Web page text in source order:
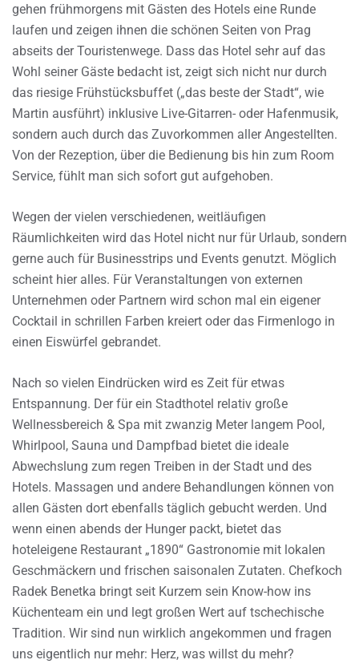
gehen frühmorgens mit Gästen des Hotels eine Runde
laufen und zeigen ihnen die schönen Seiten von Prag
abseits der Touristenwege. Dass das Hotel sehr auf das
Wohl seiner Gäste bedacht ist, zeigt sich nicht nur durch
das riesige Frühstücksbuffet („das beste der Stadt“, wie
Martin ausführt) inklusive Live-Gitarren- oder Hafenmusik,
sondern auch durch das Zuvorkommen aller Angestellten.
Von der Rezeption, über die Bedienung bis hin zum Room
Service, fühlt man sich sofort gut aufgehoben.
Wegen der vielen verschiedenen, weitläufigen
Räumlichkeiten wird das Hotel nicht nur für Urlaub, sondern
gerne auch für Businesstrips und Events genutzt. Möglich
scheint hier alles. Für Veranstaltungen von externen
Unternehmen oder Partnern wird schon mal ein eigener
Cocktail in schrillen Farben kreiert oder das Firmenlogo in
einen Eiswürfel gebrandet.
Nach so vielen Eindrücken wird es Zeit für etwas
Entspannung. Der für ein Stadthotel relativ große
Wellnessbereich & Spa mit zwanzig Meter langem Pool,
Whirlpool, Sauna und Dampfbad bietet die ideale
Abwechslung zum regen Treiben in der Stadt und des
Hotels. Massagen und andere Behandlungen können von
allen Gästen dort ebenfalls täglich gebucht werden. Und
wenn einen abends der Hunger packt, bietet das
hoteleigene Restaurant „1890“ Gastronomie mit lokalen
Geschmäckern und frischen saisonalen Zutaten. Chefkoch
Radek Benetka bringt seit Kurzem sein Know-how ins
Küchenteam ein und legt großen Wert auf tschechische
Tradition. Wir sind nun wirklich angekommen und fragen
uns eigentlich nur mehr: Herz, was willst du mehr?